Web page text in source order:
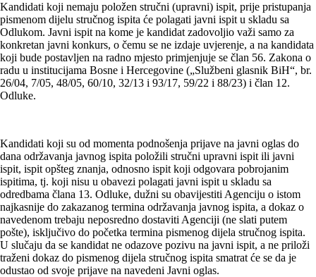
Kandidati koji nemaju položen stručni (upravni) ispit, prije pristupanja
pismenom dijelu stručnog ispita će polagati javni ispit u skladu sa
Odlukom. Javni ispit na kome je kandidat zadovoljio važi samo za
konkretan javni konkurs, o čemu se ne izdaje uvjerenje, a na kandidata
koji bude postavljen na radno mjesto primjenjuje se član 56. Zakona o
radu u institucijama Bosne i Hercegovine („Službeni glasnik BiH“, br.
26/04, 7/05, 48/05, 60/10, 32/13 i 93/17, 59/22 i 88/23) i član 12.
Odluke.
Kandidati koji su od momenta podnošenja prijave na javni oglas do
dana održavanja javnog ispita položili stručni upravni ispit ili javni
ispit, ispit opšteg znanja, odnosno ispit koji odgovara pobrojanim
ispitima, tj. koji nisu u obavezi polagati javni ispit u skladu sa
odredbama člana 13. Odluke, dužni su obavijestiti Agenciju o istom
najkasnije do zakazanog termina održavanja javnog ispita, a dokaz o
navedenom trebaju neposredno dostaviti Agenciji (ne slati putem
pošte), isključivo do početka termina pismenog dijela stručnog ispita.
U slučaju da se kandidat ne odazove pozivu na javni ispit, a ne priloži
traženi dokaz do pismenog dijela stručnog ispita smatrat će se da je
odustao od svoje prijave na navedeni Javni oglas.